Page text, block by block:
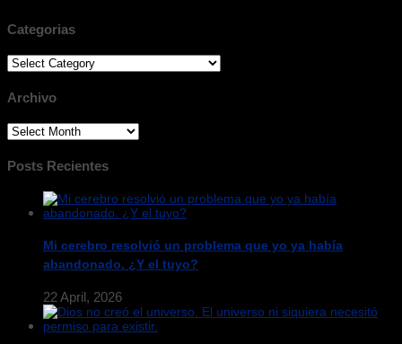
Categorias
Categorias
Archivo
Archivo
Posts Recientes
Mi cerebro resolvió un problema que yo ya había
abandonado. ¿Y el tuyo?
22 April, 2026